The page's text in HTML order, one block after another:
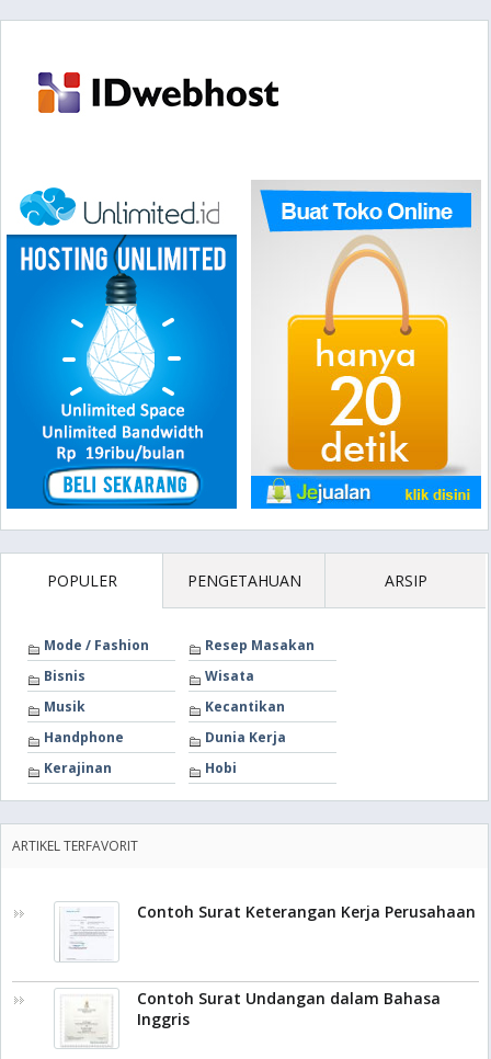
POPULER PENGETAHUAN ARSIP
Mode / Fashion
Resep Masakan
Bisnis
Wisata
Musik
Kecantikan
Handphone
Dunia Kerja
Kerajinan
Hobi
ARTIKEL TERFAVORIT
Contoh Surat Keterangan Kerja Perusahaan
Contoh Surat Undangan dalam Bahasa
Inggris